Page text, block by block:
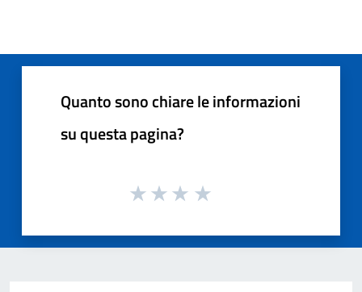
Quanto sono chiare le informazioni
su questa pagina?